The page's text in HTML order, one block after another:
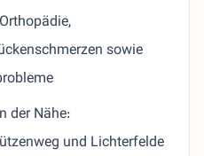
sowie
der Nähe:
und Lichterfelde